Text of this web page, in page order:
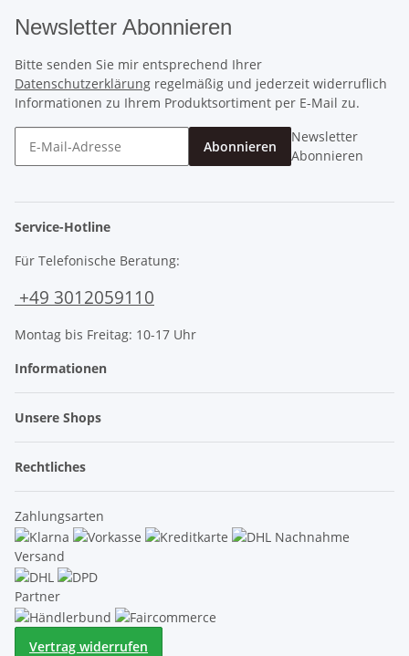
Newsletter Abonnieren
Bitte senden Sie mir entsprechend Ihrer
Datenschutzerklärung regelmäßig und jederzeit widerruflich
Informationen zu Ihrem Produktsortiment per E-Mail zu.
Abonnieren
Newsletter
Abonnieren
Service-Hotline
Für Telefonische Beratung:
+49 3012059110
Montag bis Freitag: 10-17 Uhr
Informationen
Unsere Shops
Rechtliches
Zahlungsarten
Versand
Partner
Vertrag widerrufen